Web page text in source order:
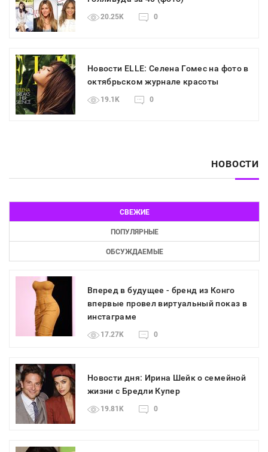
20.25K 0
Новости ELLE: Селена Гомес на фото в
октябрьском журнале красоты
19.1K 0
НОВОСТИ
СВЕЖИЕ
ПОПУЛЯРНЫЕ
ОБСУЖДАЕМЫЕ
Вперед в будущее - бренд из Конго
впервые провел виртуальный показ в
инстаграме
17.27K 0
Новости дня: Ирина Шейк о семейной
жизни с Бредли Купер
19.81K 0